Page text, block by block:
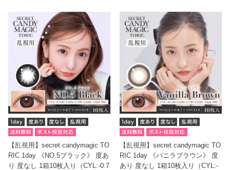
【乱視用】secret candymagic TO
RIC 1day 《NO.5ブラック》 度あ
り 度なし 1箱10枚入り（CYL:-0.7
【乱視用】secret candymagic TO
RIC 1day 《バニラブラウン》 度
あり 度なし 1箱10枚入り（CYL:-